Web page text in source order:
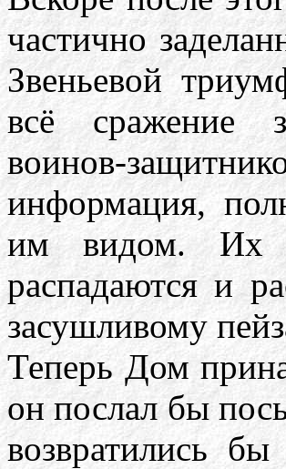
частично
Звеньевой
всё сражение
воинов-
информация,
им видом. Их
распадаются и
засушливому
Теперь Дом
он послал бы
возвратились